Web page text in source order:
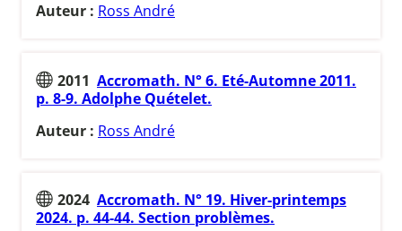
Auteur : Ross André
2011 Accromath. N° 6. Eté-Automne 2011.
p. 8-9. Adolphe Quételet.
Auteur : Ross André
2024 Accromath. N° 19. Hiver-printemps
2024. p. 44-44. Section problèmes.